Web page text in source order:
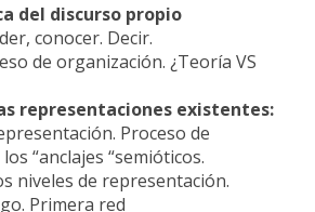
del discurso propio
conocer. Decir.
de organización. ¿Teoría VS
representaciones existentes:
Proceso de
“anclajes “semióticos.
niveles de representación.
Primera red